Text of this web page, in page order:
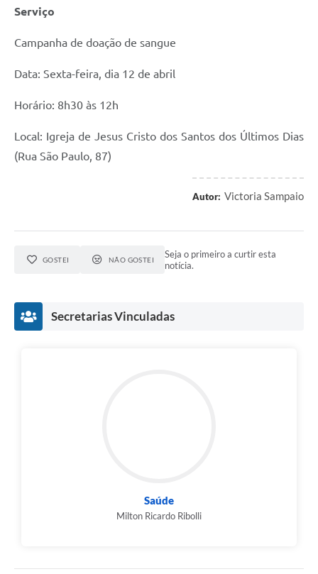
Serviço
Campanha de doação de sangue
Data: Sexta-feira, dia 12 de abril
Horário: 8h30 às 12h
Local: Igreja de Jesus Cristo dos Santos dos Últimos Dias
(Rua São Paulo, 87)
Autor: Victoria Sampaio
GOSTEI NÃO GOSTEI
Seja o primeiro a curtir esta
notícia.
Secretarias Vinculadas
Saúde
Milton Ricardo Ribolli